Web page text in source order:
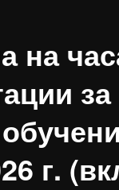
на
г.